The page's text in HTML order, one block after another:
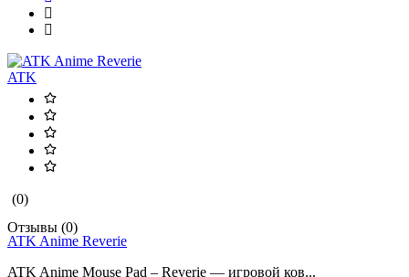
ATK
(0)
Отзывы (0)
ATK Anime Reverie
ATK Anime Mouse Pad – Reverie — игровой ков...